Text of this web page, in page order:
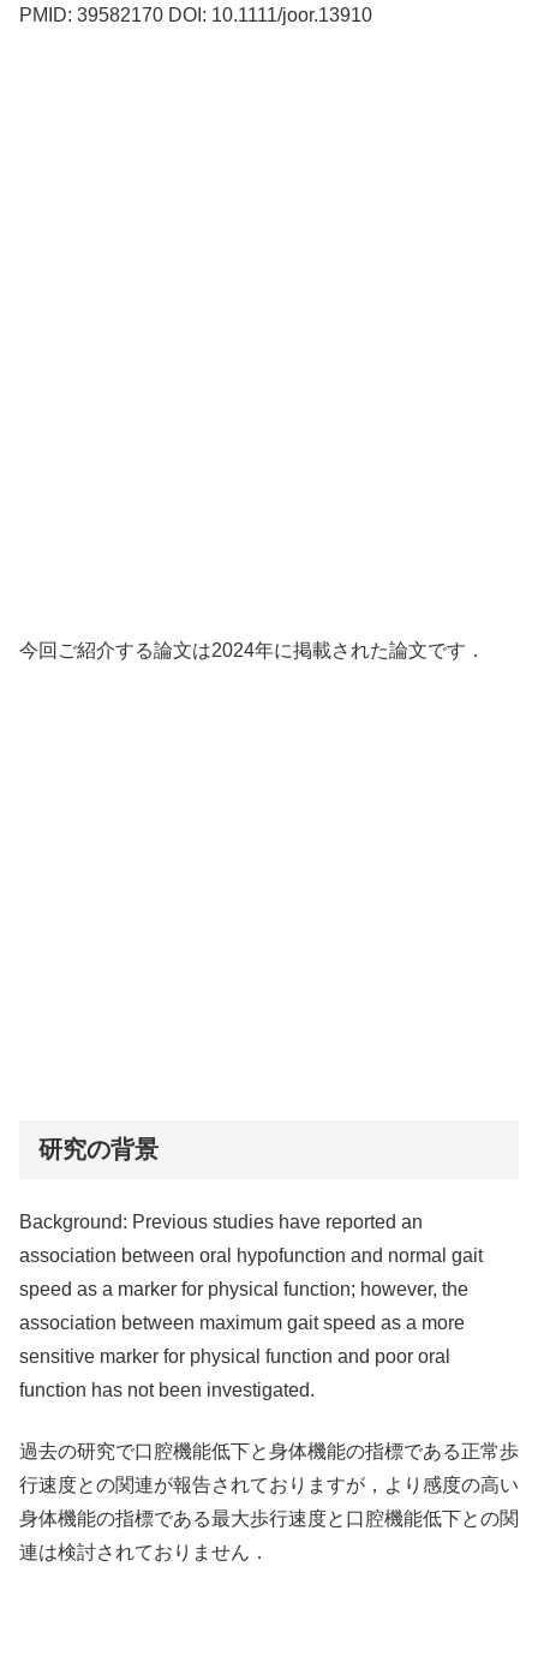
PMID: 39582170 DOI: 10.1111/joor.13910
今回ご紹介する論文は2024年に掲載された論文です．
研究の背景
Background: Previous studies have reported an
association between oral hypofunction and normal gait
speed as a marker for physical function; however, the
association between maximum gait speed as a more
sensitive marker for physical function and poor oral
function has not been investigated.
過去の研究で口腔機能低下と身体機能の指標である正常歩
行速度との関連が報告されておりますが，より感度の高い
身体機能の指標である最大歩行速度と口腔機能低下との関
連は検討されておりません．